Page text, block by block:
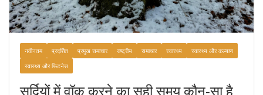
नवीनतम प्रदर्शित प्रमुख समाचार राष्ट्रीय समाचार स्वास्थ्य
स्वास्थ्य और कल्याण
स्वास्थ्य और फिटनेस
सर्दियों में वॉक करने का सही समय कौन-सा है